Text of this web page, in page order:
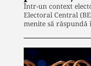
Într-un context
Electoral Central
menite să